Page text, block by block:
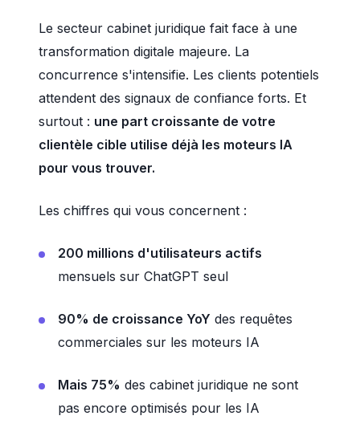
Le secteur cabinet juridique fait face à une
transformation digitale majeure. La
concurrence s'intensifie. Les clients potentiels
attendent des signaux de confiance forts. Et
surtout : une part croissante de votre
clientèle cible utilise déjà les moteurs IA
pour vous trouver.
Les chiffres qui vous concernent :
200 millions d'utilisateurs actifs
mensuels sur ChatGPT seul
90% de croissance YoY des requêtes
commerciales sur les moteurs IA
Mais 75% des cabinet juridique ne sont
pas encore optimisés pour les IA